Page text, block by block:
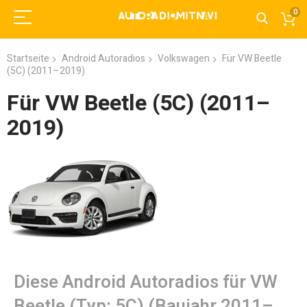
0
Startseite Android Autoradios Volkswagen
Für VW Beetle
(5C) (2011–2019)
Für VW Beetle (5C) (2011–
2019)
Diese Android Autoradios für VW